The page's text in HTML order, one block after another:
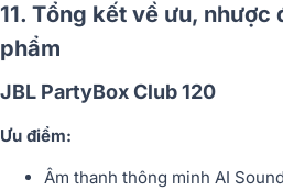
11. Tổng kết về ưu,
phẩm
JBL PartyBox Club 120
Ưu điểm:
Âm thanh thông minh AI